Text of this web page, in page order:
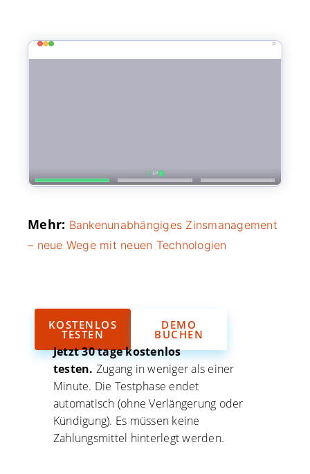
Mehr: Bankenunabhängiges Zinsmanagement
– neue Wege mit neuen Technologien
KOSTENLOS
TESTEN
DEMO
BUCHEN
Jetzt 30 tage kostenlos
testen. Zugang in weniger als einer
Minute. Die Testphase endet
automatisch (ohne Verlängerung oder
Kündigung). Es müssen keine
Zahlungsmittel hinterlegt werden.